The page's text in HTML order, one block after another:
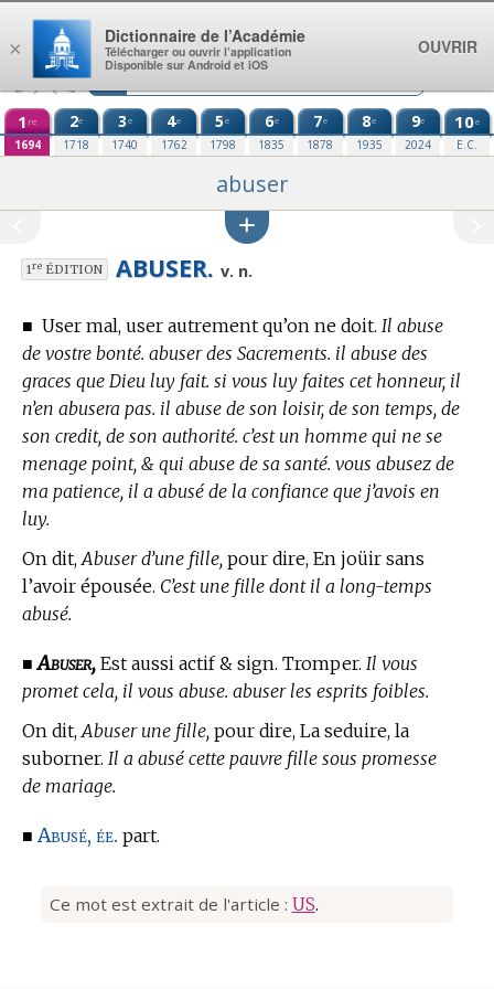
Aller au contenu
1 re
1694
2e
1718
3e
1740
4e
1762
5e
1798
6e
1835
7e
1878
8e
1935
9e
2024
10e
E.C.
abuser
1reÉDITION ABUSER. v. n.
■ User mal, user autrement qu’on ne doit. Il abuse
de vostre bonté. abuser des Sacrements. il abuse des
graces que Dieu luy fait. si vous luy faites cet honneur, il
n’en abusera pas. il abuse de son loisir, de son temps, de
son credit, de son authorité. c’est un homme qui ne se
menage point, & qui abuse de sa santé. vous abusez de
ma patience, il a abusé de la confiance que j’avois en
luy.
On dit, Abuser d’une fille, pour dire, En joüir sans
l’avoir épousée. C’est une fille dont il a long-temps
abusé.
■Abuser, Est aussi actif & sign. Tromper. Il vous
promet cela, il vous abuse. abuser les esprits foibles.
On dit, Abuser une fille, pour dire, La seduire, la
suborner. Il a abusé cette pauvre fille sous promesse
de mariage.
■ Abusé, ée. part.
Ce mot est extrait de l'article : US.
×
Dictionnaire de l’Académie
Télécharger ou ouvrir l’application
Disponible sur Android et iOS
OUVRIR